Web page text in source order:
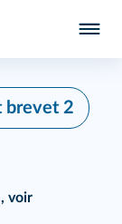
brevet 2
voir